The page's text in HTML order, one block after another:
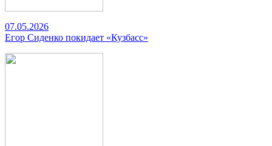
07.05.2026
Егор Сиденко покидает «Кузбасс»